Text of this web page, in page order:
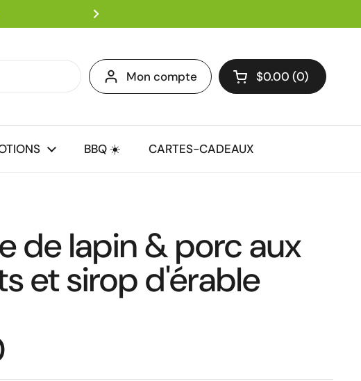
Suivant
Mon compte Ouvrir le panier
Mon panier Total:
$0.00 0
produit dans votre
BBQ ☀️ CARTES-CADEAUX
de lapin & porc aux
et sirop d'érable